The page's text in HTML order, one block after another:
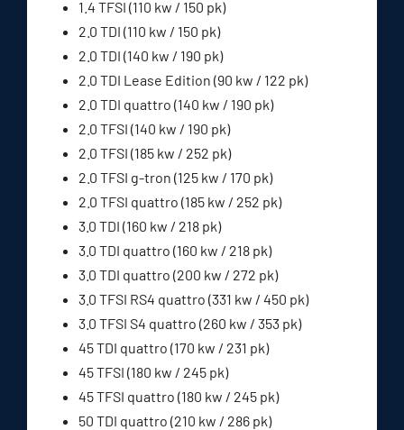
1.4 TFSI (110 kw / 150 pk)
2.0 TDI (110 kw / 150 pk)
2.0 TDI (140 kw / 190 pk)
2.0 TDI Lease Edition (90 kw / 122 pk)
2.0 TDI quattro (140 kw / 190 pk)
2.0 TFSI (140 kw / 190 pk)
2.0 TFSI (185 kw / 252 pk)
2.0 TFSI g-tron (125 kw / 170 pk)
2.0 TFSI quattro (185 kw / 252 pk)
3.0 TDI (160 kw / 218 pk)
3.0 TDI quattro (160 kw / 218 pk)
3.0 TDI quattro (200 kw / 272 pk)
3.0 TFSI RS4 quattro (331 kw / 450 pk)
3.0 TFSI S4 quattro (260 kw / 353 pk)
45 TDI quattro (170 kw / 231 pk)
45 TFSI (180 kw / 245 pk)
45 TFSI quattro (180 kw / 245 pk)
50 TDI quattro (210 kw / 286 pk)